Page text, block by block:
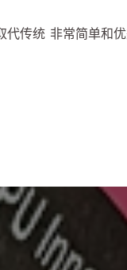
代传统 非常简单和